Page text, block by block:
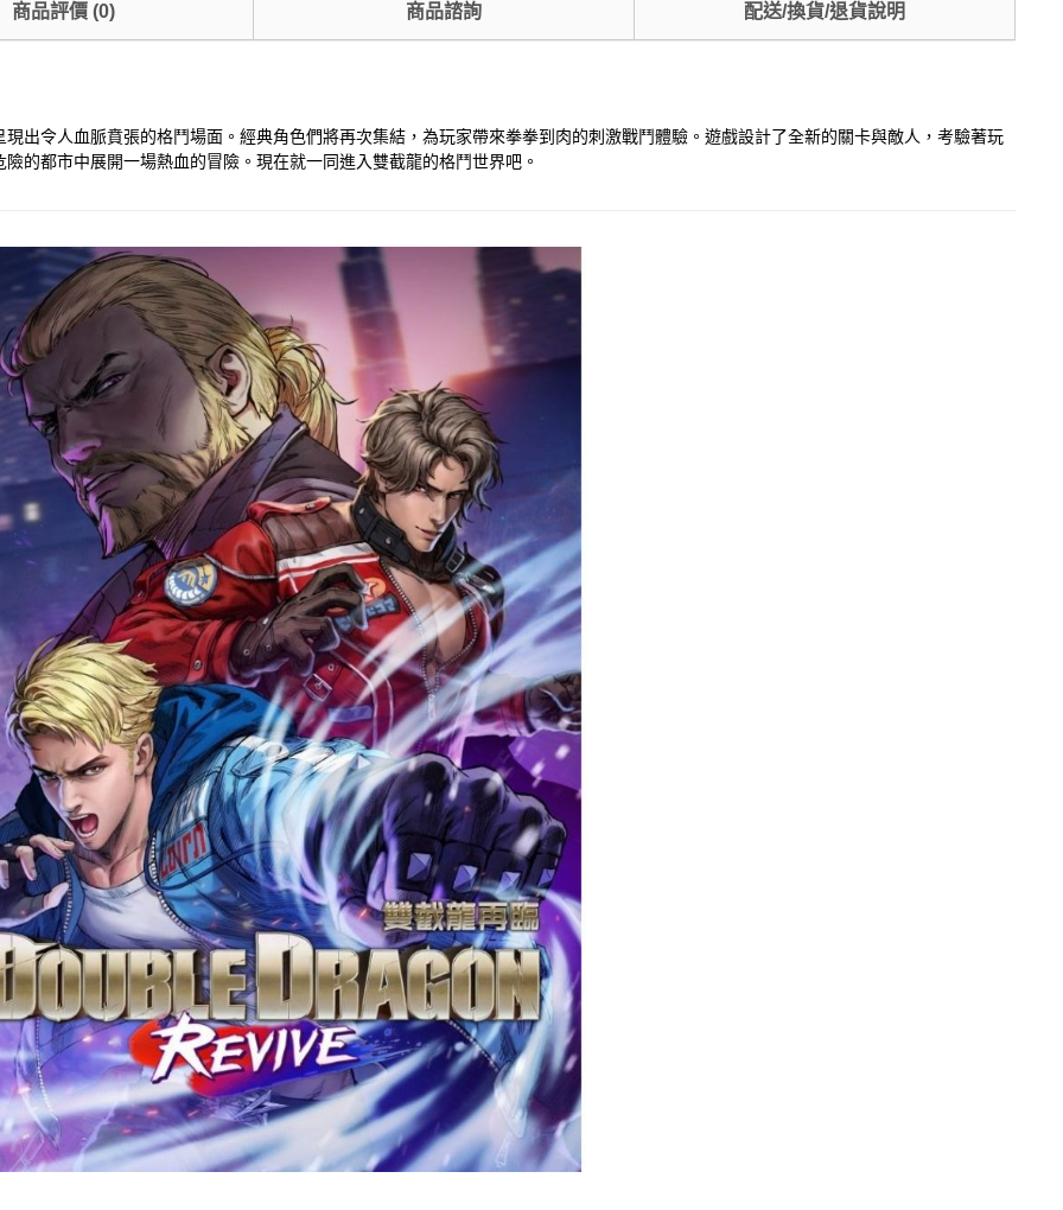
商品評價(0) 商品諮詢 配送/換貨/退貨說明
出令人血脈賁張的格鬥場面。經典角色們將再次集結，為玩家帶來拳拳到肉的刺激戰鬥體驗。遊戲設計了全新的關卡與敵人，考驗著玩
的都市中展開一場熱血的冒險。現在就一同進入雙截龍的格鬥世界吧。